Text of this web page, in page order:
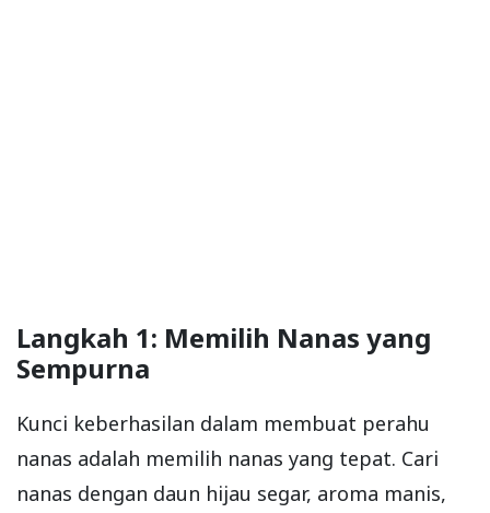
Langkah 1: Memilih Nanas yang
Sempurna
Kunci keberhasilan dalam membuat perahu
nanas adalah memilih nanas yang tepat. Cari
nanas dengan daun hijau segar, aroma manis,